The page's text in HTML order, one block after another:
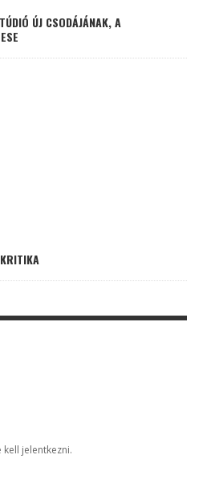
ÚJ CSODÁJÁNAK, A
kell jelentkezni.